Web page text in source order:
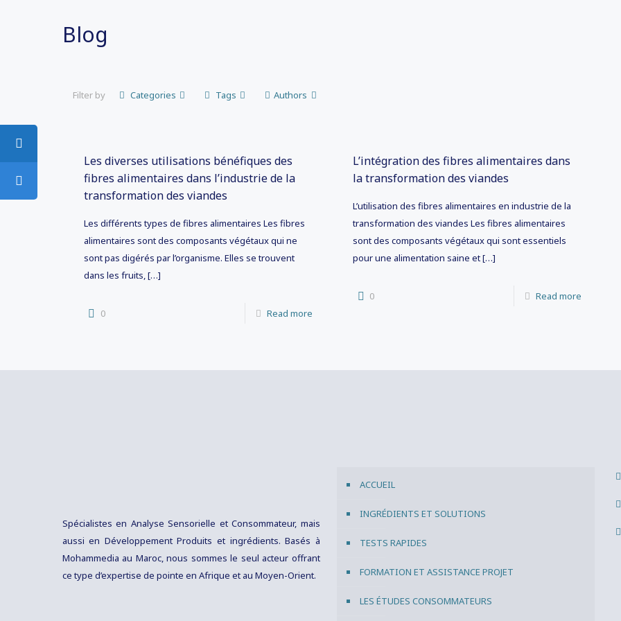
Blog
Filter by Categories Tags Authors
Les diverses utilisations bénéfiques des
fibres alimentaires dans l’industrie de la
transformation des viandes
Les différents types de fibres alimentaires Les fibres
alimentaires sont des composants végétaux qui ne
sont pas digérés par l’organisme. Elles se trouvent
dans les fruits,[…]
0 Read more
L’intégration des fibres alimentaires dans
la transformation des viandes
L’utilisation des fibres alimentaires en industrie de la
transformation des viandes Les fibres alimentaires
sont des composants végétaux qui sont essentiels
pour une alimentation saine et[…]
0 Read more
Spécialistes en Analyse Sensorielle et Consommateur, mais
aussi en Développement Produits et ingrédients. Basés à
Mohammedia au Maroc, nous sommes le seul acteur offrant
ce type d’expertise de pointe en Afrique et au Moyen-Orient.
ACCUEIL
INGRÉDIENTS ET SOLUTIONS
TESTS RAPIDES
FORMATION ET ASSISTANCE PROJET
LES ÉTUDES CONSOMMATEURS